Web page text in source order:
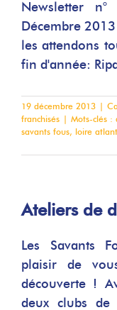
Newsletter
Décembre
les attendons
fin d'année:
19 décembre 2013 |
franchisés | Mots-clés :
savants fous, loire
Ateliers de
Les Savants
plaisir de
découverte !
deux clubs de